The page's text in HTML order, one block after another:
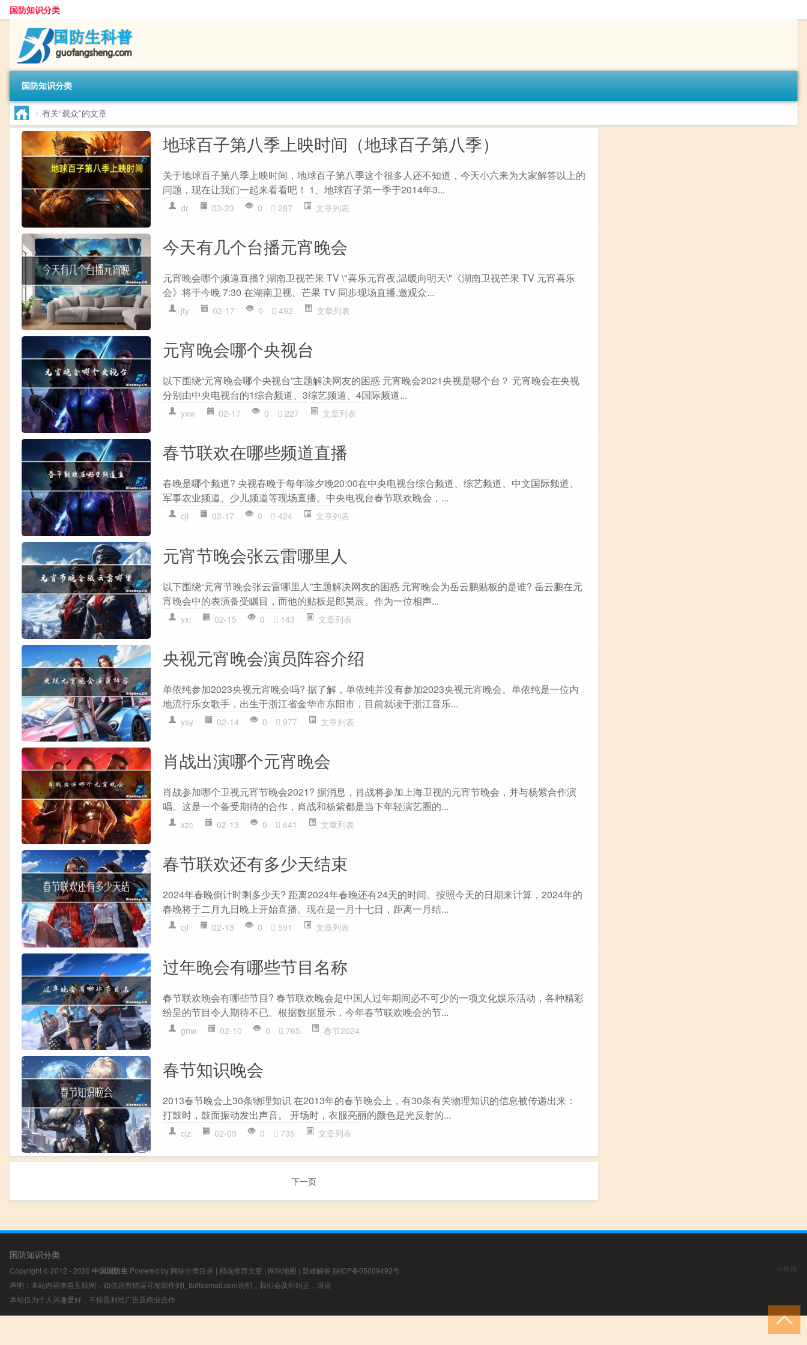
国防知识分类
国防知识分类
> 有关“观众”的文章
地球百子第八季上映时间（地球百子第八季）
关于地球百子第八季上映时间，地球百子第八季这个很多人还不知道，今天小六来为大家解答以上的
问题，现在让我们一起来看看吧！ 1、地球百子第一季于2014年3...
dr 03-23 0 287 文章列表
今天有几个台播元宵晚会
元宵晚会哪个频道直播? 湖南卫视芒果 TV \"喜乐元宵夜,温暖向明天\"《湖南卫视芒果 TV 元宵喜乐
会》将于今晚 7:30 在湖南卫视、芒果 TV 同步现场直播,邀观众...
jty 02-17 0 492 文章列表
元宵晚会哪个央视台
以下围绕“元宵晚会哪个央视台”主题解决网友的困惑 元宵晚会2021央视是哪个台？ 元宵晚会在央视
分别由中央电视台的1综合频道、3综艺频道、4国际频道...
yxw 02-17 0 227 文章列表
春节联欢在哪些频道直播
春晚是哪个频道? 央视春晚于每年除夕晚20:00在中央电视台综合频道、综艺频道、中文国际频道、
军事农业频道、少儿频道等现场直播。中央电视台春节联欢晚会，...
cjl 02-17 0 424 文章列表
元宵节晚会张云雷哪里人
以下围绕“元宵节晚会张云雷哪里人”主题解决网友的困惑 元宵晚会为岳云鹏贴板的是谁? 岳云鹏在元
宵晚会中的表演备受瞩目，而他的贴板是郎昊辰。作为一位相声...
yxj 02-15 0 143 文章列表
央视元宵晚会演员阵容介绍
单依纯参加2023央视元宵晚会吗? 据了解，单依纯并没有参加2023央视元宵晚会。单依纯是一位内
地流行乐女歌手，出生于浙江省金华市东阳市，目前就读于浙江音乐...
ysy 02-14 0 977 文章列表
肖战出演哪个元宵晚会
肖战参加哪个卫视元宵节晚会2021? 据消息，肖战将参加上海卫视的元宵节晚会，并与杨紫合作演
唱。这是一个备受期待的合作，肖战和杨紫都是当下年轻演艺圈的...
xzc 02-13 0 641 文章列表
春节联欢还有多少天结束
2024年春晚倒计时剩多少天? 距离2024年春晚还有24天的时间。按照今天的日期来计算，2024年的
春晚将于二月九日晚上开始直播。现在是一月十七日，距离一月结...
cjl 02-13 0 591 文章列表
过年晚会有哪些节目名称
春节联欢晚会有哪些节目? 春节联欢晚会是中国人过年期间必不可少的一项文化娱乐活动，各种精彩
纷呈的节目令人期待不已。根据数据显示，今年春节联欢晚会的节...
gnw 02-10 0 765 春节2024
春节知识晚会
2013春节晚会上30条物理知识 在2013年的春节晚会上，有30条有关物理知识的信息被传递出来：
打鼓时，鼓面振动发出声音。 开场时，衣服亮丽的颜色是光反射的...
cjz 02-09 0 735 文章列表
下一页
国防知识分类
Copyright © 2012 - 2026 中国国防生 Powered by 网站分类目录 | 精选推荐文章 | 网站地图 | 疑难解答 陕ICP备05009492号
声明：本站内容来自互联网，如信息有错误可发邮件到f_fb#foxmail.com说明，我们会及时纠正，谢谢
本站仅为个人兴趣爱好，不接盈利性广告及商业合作
小男孩